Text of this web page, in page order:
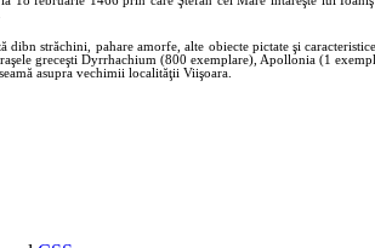
dibn străchini, pahare amorfe, alte obiecte pictate şi
greceşti Dyrrhachium (800 exemplare), Apollonia (1
asupra vechimii localităţii Viişoara.